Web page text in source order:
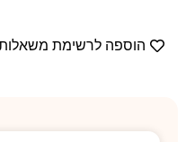
הוספה לרשימת משאלות